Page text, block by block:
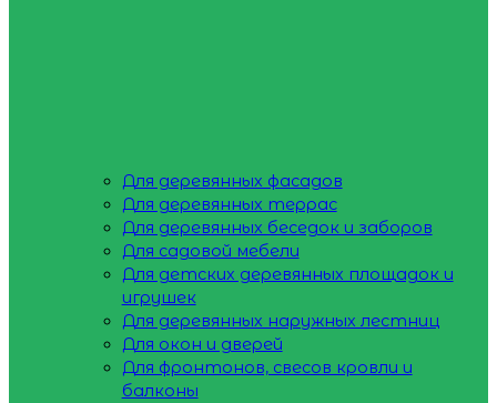
Для деревянных фасадов
Для деревянных террас
Для деревянных беседок и заборов
Для садовой мебели
Для детских деревянных площадок и
игрушек
Для деревянных наружных лестниц
Для окон и дверей
Для фронтонов, свесов кровли и
балконы